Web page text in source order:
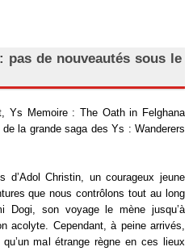
pas de nouveautés sous le
Ys Memoire : The Oath in Felghana
la grande saga des Ys : Wanderers
d’Adol Christin, un courageux jeune
que nous contrôlons tout au long
Dogi, son voyage le mène jusqu’à
acolyte. Cependant, à peine arrivés,
mal étrange règne en ces lieux